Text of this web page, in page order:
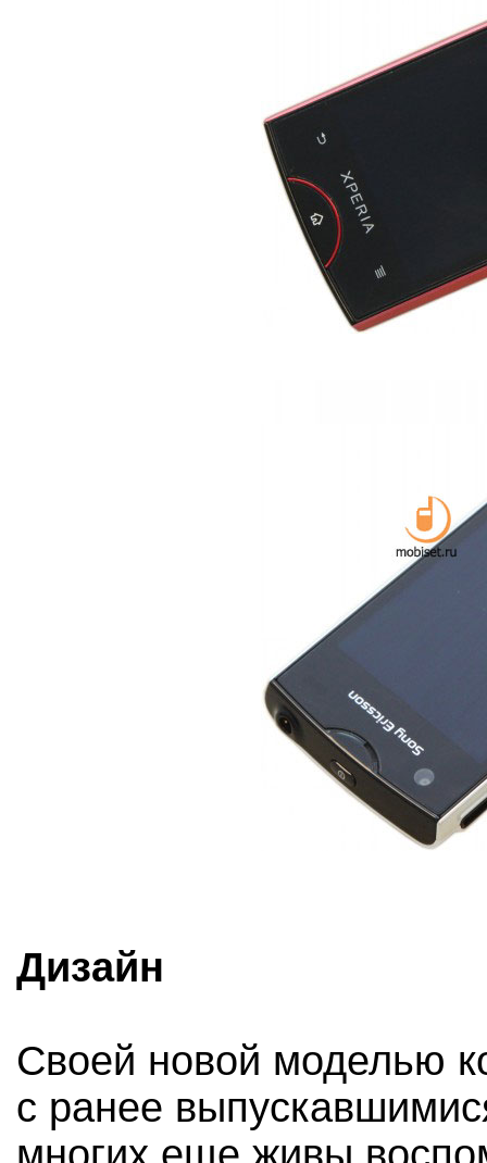
Дизайн
Своей новой моделью
с ранее